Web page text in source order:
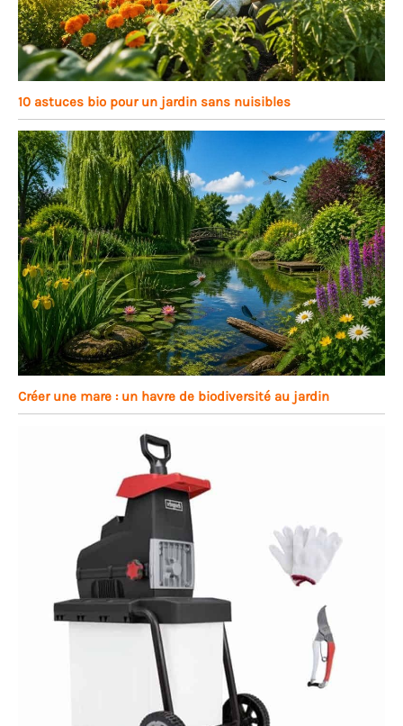
10 astuces bio pour un jardin sans nuisibles
Créer une mare : un havre de biodiversité au jardin